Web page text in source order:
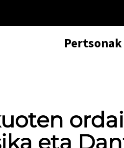
Pertsonak
eta